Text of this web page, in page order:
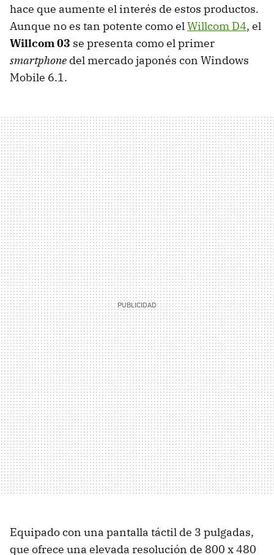
hace que aumente el interés de estos productos.
Aunque no es tan potente como elWillcom D4, el
Willcom 03 se presenta como el primer
smartphone del mercado japonés con Windows
Mobile 6.1.
Equipado con una pantalla táctil de 3 pulgadas,
que ofrece una elevada resolución de 800 x 480